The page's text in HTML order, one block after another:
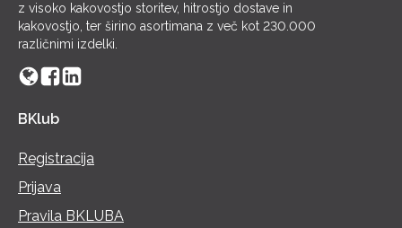
z visoko kakovostjo storitev, hitrostjo dostave in
kakovostjo, ter širino asortimana z več kot 230.000
različnimi izdelki.
BKlub
Registracija
Prijava
Pravila BKLUBA